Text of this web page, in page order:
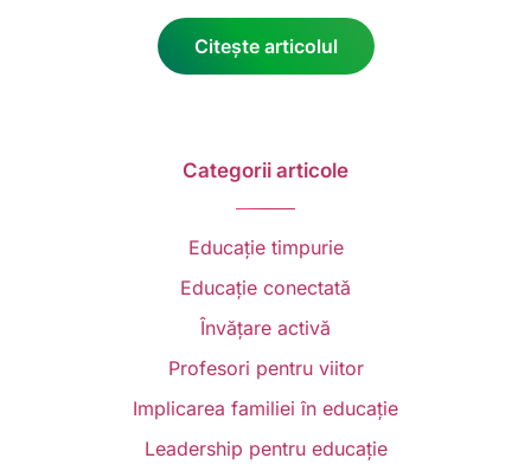
Citește articolul
Categorii articole
Educație timpurie
Educație conectată
Învățare activă
Profesori pentru viitor
Implicarea familiei în educație
Leadership pentru educație